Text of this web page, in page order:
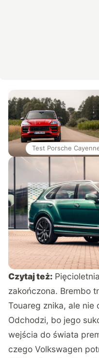
Test Porsche
Czytaj też:
zakończona. Brembo
Touareg znika, ale nie
Odchodzi, bo jego
wejścia do świata
czego Volkswagen